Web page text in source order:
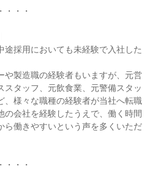
・・・
途採用においても未経験で入社した
や製造職の経験者もいますが、元営
スタッフ、元飲食業、元警備スタッ
、様々な職種の経験者が当社へ転職
の会社を経験したうえで、働く時間
ら働きやすいという声を多くいただ
・・・